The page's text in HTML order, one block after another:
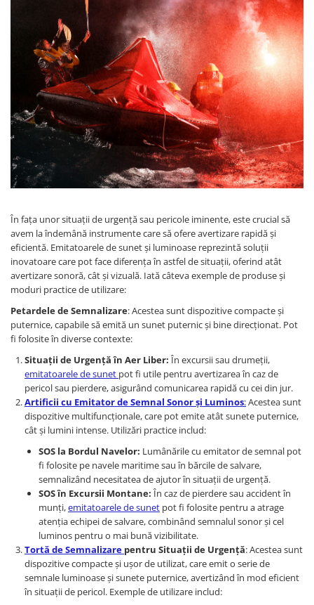
În fața unor situații de urgență sau pericole iminente, este crucial să
avem la îndemână instrumente care să ofere avertizare rapidă și
eficientă. Emitatoarele de sunet și luminoase reprezintă soluții
inovatoare care pot face diferența în astfel de situații, oferind atât
avertizare sonoră, cât și vizuală. Iată câteva exemple de produse și
moduri practice de utilizare:
Petardele de Semnalizare: Acestea sunt dispozitive compacte și
puternice, capabile să emită un sunet puternic și bine direcționat. Pot
fi folosite în diverse contexte:
Situații de Urgență în Aer Liber: În excursii sau drumeții,
emitatoarele de sunet pot fi utile pentru avertizarea în caz de
pericol sau pierdere, asigurând comunicarea rapidă cu cei din jur.
Artificii cu Emitator de Semnal Sonor și Luminos:Acestea sunt
dispozitive multifuncționale, care pot emite atât sunete puternice,
cât și lumini intense. Utilizări practice includ:
SOS la Bordul Navelor: Lumânările cu emitator de semnal pot
fi folosite pe navele maritime sau în bărcile de salvare,
semnalizând necesitatea de ajutor în situații de urgență.
SOS în Excursii Montane: În caz de pierdere sau accident în
munți,emitatoarele de sunet pot fi folosite pentru a atrage
atenția echipei de salvare, combinând semnalul sonor și cel
luminos pentru o mai bună vizibilitate.
Tortă de Semnalizare pentru Situații de Urgență: Acestea sunt
dispozitive compacte și ușor de utilizat, care emit o serie de
semnale luminoase și sunete puternice, avertizând în mod eficient
în situații de pericol. Exemple de utilizare includ: